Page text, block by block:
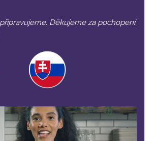
Děkujeme za pochopení.